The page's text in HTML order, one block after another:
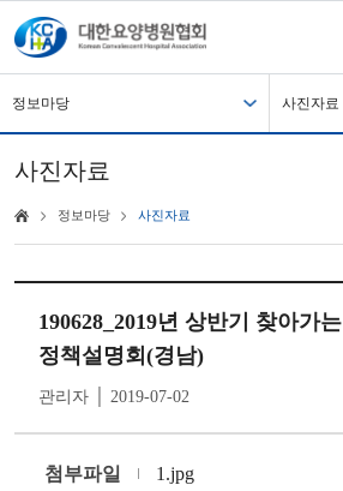
정보마당 사진자료
사진자료
정보마당 사진자료
190628_2019년 상반기 찾아가는
정책설명회(경남)
관리자 │ 2019-07-02
첨부파일 1.jpg